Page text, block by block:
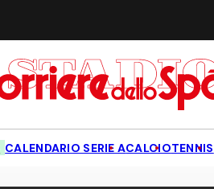
CALENDARIO SERIE ACALCIOTENNIS